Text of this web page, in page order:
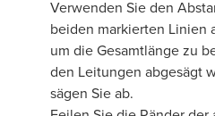
Verwenden Sie den
beiden markierten Linien
um die Gesamtlänge zu
den Leitungen abgesägt
sägen Sie ab.